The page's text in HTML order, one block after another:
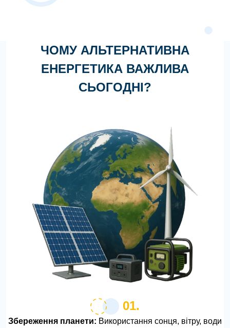
ЧОМУ АЛЬТЕРНАТИВНА
ЕНЕРГЕТИКА ВАЖЛИВА
СЬОГОДНІ?
01.
Збереження планети: Використання сонця, вітру, води